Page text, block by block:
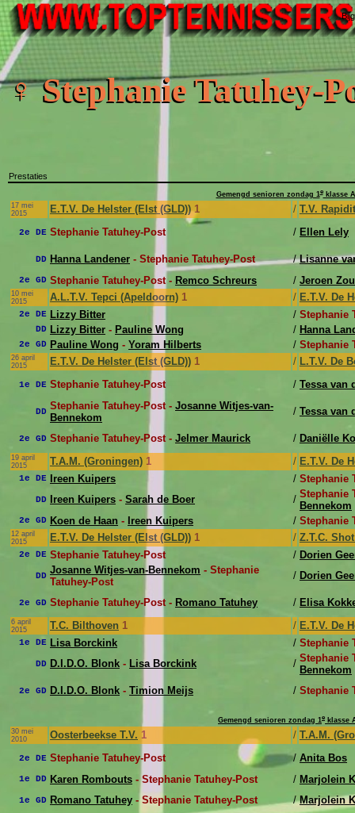
♀ Stephanie Tatuhey-
Prestaties
Gemengd senioren zondag 1eklasse
17 mei
2015
E.T.V. De Helster (Elst (GLD))1 / T.V.
2e DE Stephanie Tatuhey-Post / Ellen Lely
DD Hanna Landener - Stephanie Tatuhey-Post / Lisanne
2e GD Stephanie Tatuhey-Post - Remco Schreurs / Jeroen
10 mei
2015
A.L.T.V. Tepci (Apeldoorn) 1 / E.T.V. De
2e DE Lizzy Bitter / Stephanie
DD Lizzy Bitter - Pauline Wong / Hanna
2e GD Pauline Wong - Yoram Hilberts / Stephanie
26 april
2015
E.T.V. De Helster (Elst (GLD)) 1 / L.T.V. De
1e DE Stephanie Tatuhey-Post / Tessa van
DD Stephanie Tatuhey-Post - Josanne Witjes-van-
Bennekom
/ Tessa van
2e GD Stephanie Tatuhey-Post - Jelmer Maurick / Daniëlle
19 april
2015
T.A.M. (Groningen) 1 / E.T.V. De
1e DE Ireen Kuipers / Stephanie
DD Ireen Kuipers - Sarah de Boer / Stephanie
Bennekom
2e GD Koen de Haan - Ireen Kuipers / Stephanie
12 april
2015
E.T.V. De Helster (Elst (GLD)) 1 / Z.T.C.
2e DE Stephanie Tatuhey-Post / Dorien
DD Josanne Witjes-van-Bennekom - Stephanie
Tatuhey-Post
/ Dorien
2e GD Stephanie Tatuhey-Post - Romano Tatuhey / Elisa
6 april
2015
T.C. Bilthoven 1 / E.T.V. De
1e DE Lisa Borckink / Stephanie
DD D.I.D.O. Blonk - Lisa Borckink / Stephanie
Bennekom
2e GD D.I.D.O. Blonk - Timion Meijs / Stephanie
Gemengd senioren zondag 1e klasse
30 mei
2010
Oosterbeekse T.V. 1 / T.A.M.
2e DE Stephanie Tatuhey-Post / Anita Bos
1e DD Karen Rombouts - Stephanie Tatuhey-Post / Marjolein
1e GD Romano Tatuhey - Stephanie Tatuhey-Post / Marjolein